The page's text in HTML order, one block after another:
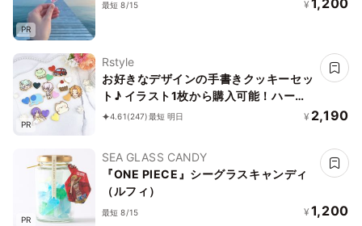
PR
最短 8/15 ¥
PR
Rstyle
お好きなデザインの手書きクッキーセッ
ト♪ イラスト1枚から購入可能！ハート
付き《イラストクッキー｜頂いた画像か
4.61(247)最短 明日 ¥ 2,190
PR
SEA GLASS CANDY
『ONE PIECE』シーグラスキャンディ
（ルフィ）
最短 8/15 ¥ 1,200